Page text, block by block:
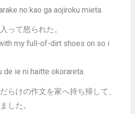
no kao ga aojiroku mieta.
って怒られた。
my full-of-dirt shoes on so i
de ie ni haitte okorareta.
らけの作文を家へ持ち帰して、
した。